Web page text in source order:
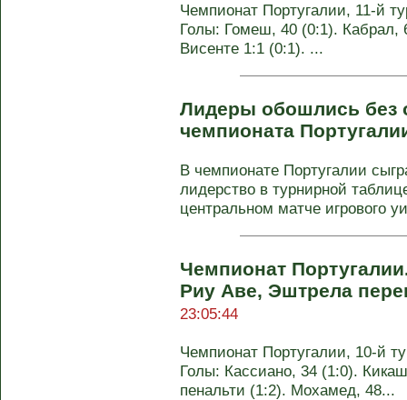
Чемпионат Португалии, 11-й
Голы: Гомеш, 40 (0:1).
Висенте 1:1 (0:1). ...
Лидеры обошлись без
чемпионата
В чемпионате Португалии
лидерство в турнирной
центральном матче игрового
Чемпионат
Риу Аве, Эштрела
23:05:44
Чемпионат Португалии, 10-й
Голы: Кассиано, 34 (1:0).
пенальти (1:2). Мохамед, 48...